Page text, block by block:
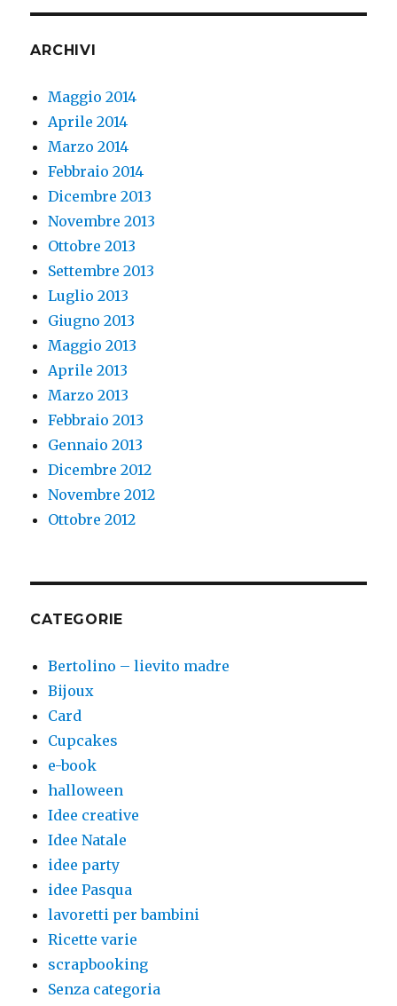
ARCHIVI
Maggio 2014
Aprile 2014
Marzo 2014
Febbraio 2014
Dicembre 2013
Novembre 2013
Ottobre 2013
Settembre 2013
Luglio 2013
Giugno 2013
Maggio 2013
Aprile 2013
Marzo 2013
Febbraio 2013
Gennaio 2013
Dicembre 2012
Novembre 2012
Ottobre 2012
CATEGORIE
Bertolino – lievito madre
Bijoux
Card
Cupcakes
e-book
halloween
Idee creative
Idee Natale
idee party
idee Pasqua
lavoretti per bambini
Ricette varie
scrapbooking
Senza categoria